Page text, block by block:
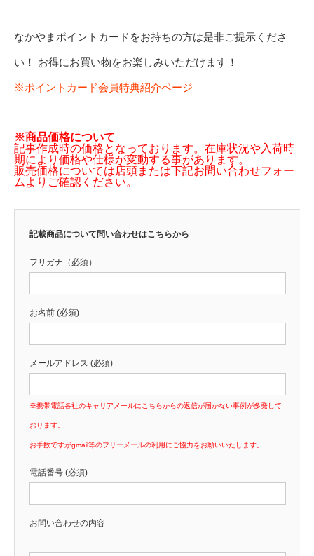
なかやまポイントカードをお持ちの方は是非ご提示くださ
い！ お得にお買い物をお楽しみいただけます！
※ポイントカード会員特典紹介ページ
※商品価格について
記事作成時の価格となっております。在庫状況や入荷時
期により価格や仕様が変動する事があります。
販売価格については店頭または下記お問い合わせフォー
ムよりご確認ください。
記載商品について問い合わせはこちらから
フリガナ（必須）
お名前 (必須)
メールアドレス (必須)
※携帯電話各社のキャリアメールにこちらからの返信が届かない事例が多発して
おります。
お手数ですがgmail等のフリーメールの利用にご協力をお願いいたします。
電話番号 (必須)
お問い合わせの内容